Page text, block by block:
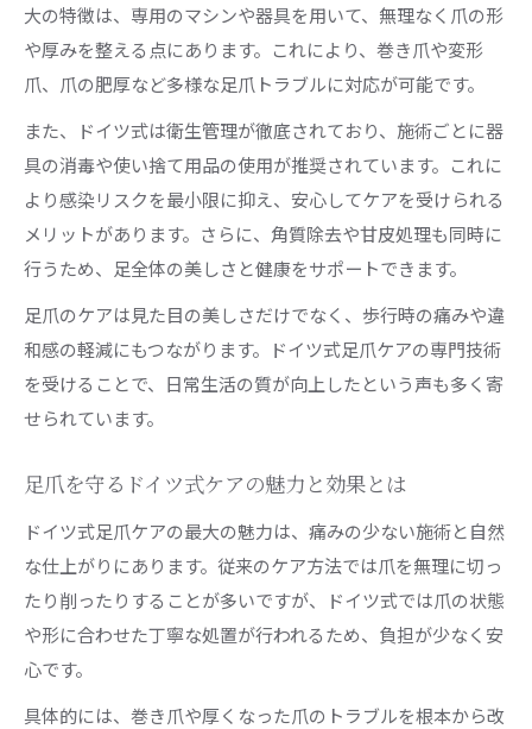
大の特徴は、専用のマシンや器具を用いて、無理なく爪の形
や厚みを整える点にあります。これにより、巻き爪や変形
爪、爪の肥厚など多様な足爪トラブルに対応が可能です。
また、ドイツ式は衛生管理が徹底されており、施術ごとに器
具の消毒や使い捨て用品の使用が推奨されています。これに
より感染リスクを最小限に抑え、安心してケアを受けられる
メリットがあります。さらに、角質除去や甘皮処理も同時に
行うため、足全体の美しさと健康をサポートできます。
足爪のケアは見た目の美しさだけでなく、歩行時の痛みや違
和感の軽減にもつながります。ドイツ式足爪ケアの専門技術
を受けることで、日常生活の質が向上したという声も多く寄
せられています。
足爪を守るドイツ式ケアの魅力と効果とは
ドイツ式足爪ケアの最大の魅力は、痛みの少ない施術と自然
な仕上がりにあります。従来のケア方法では爪を無理に切っ
たり削ったりすることが多いですが、ドイツ式では爪の状態
や形に合わせた丁寧な処置が行われるため、負担が少なく安
心です。
具体的には、巻き爪や厚くなった爪のトラブルを根本から改